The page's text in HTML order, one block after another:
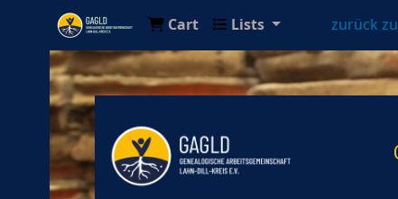
Genealogische Arbeitsgemeinschaft
Cart Lists zurück